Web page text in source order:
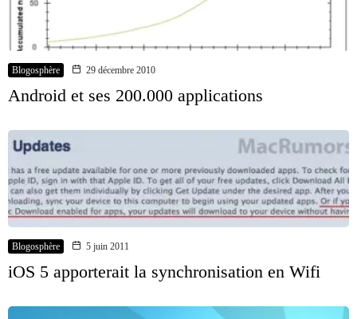
Blogosphère 29 décembre 2010
Android et ses 200.000 applications
Blogosphère 5 juin 2011
iOS 5 apporterait la synchronisation en Wifi